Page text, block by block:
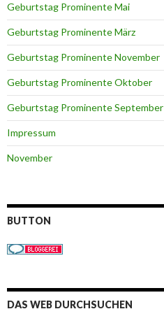
Geburtstag Prominente Mai
Geburtstag Prominente März
Geburtstag Prominente November
Geburtstag Prominente Oktober
Geburtstag Prominente September
Impressum
November
BUTTON
DAS WEB DURCHSUCHEN